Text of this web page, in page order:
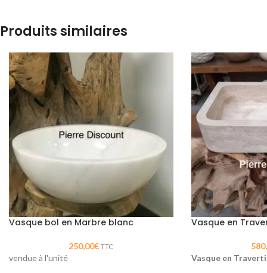
Produits similaires
Vasque bol en Marbre blanc
250,00€ TTC
vendue à l'unité
Vasque en
Vasque en